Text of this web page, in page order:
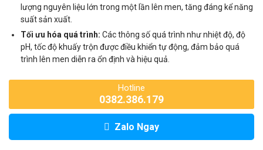
lượng nguyên liệu lớn trong một lần lên men, tăng đáng kể năng
suất sản xuất.
Tối ưu hóa quá trình: Các thông số quá trình như nhiệt độ, độ
pH, tốc độ khuấy trộn được điều khiển tự động, đảm bảo quá
trình lên men diễn ra ổn định và hiệu quả.
Hotline
0382.386.179
Zalo Ngay